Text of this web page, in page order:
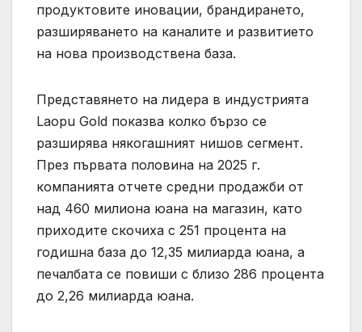
продуктовите иновации, брандирането,
разширяването на каналите и развитието
на нова производствена база.
Представянето на лидера в индустрията
Laopu Gold показва колко бързо се
разширява някогашният нишов сегмент.
През първата половина на 2025 г.
компанията отчете средни продажби от
над 460 милиона юана на магазин, като
приходите скочиха с 251 процента на
годишна база до 12,35 милиарда юана, а
печалбата се повиши с близо 286 процента
до 2,26 милиарда юана.